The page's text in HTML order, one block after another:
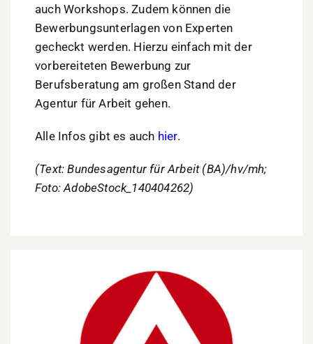
auch Workshops. Zudem können die
Bewerbungsunterlagen von Experten
gecheckt werden. Hierzu einfach mit der
vorbereiteten Bewerbung zur
Berufsberatung am großen Stand der
Agentur für Arbeit gehen.
Alle Infos gibt es auch hier.
(Text: Bundesagentur für Arbeit (BA)/hv/mh;
Foto: AdobeStock_140404262)